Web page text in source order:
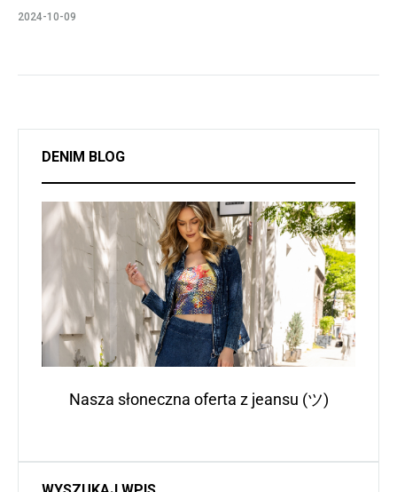
świecie, może być kosztowny, a jego cena wynika z kilku
2024-10-09
DENIM BLOG
Nasza słoneczna oferta z jeansu (ツ)